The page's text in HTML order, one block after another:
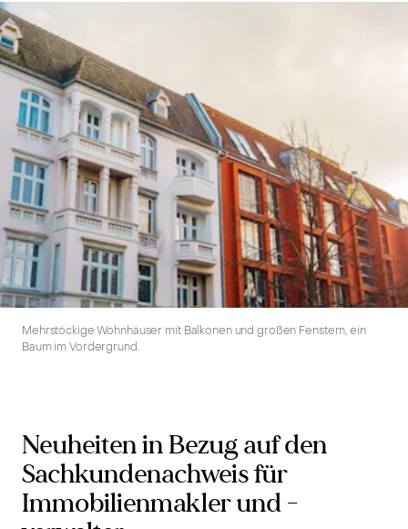
Mehrstöckige Wohnhäuser mit Balkonen und großen Fenstern, ein
Baum im Vordergrund.
Neuheiten in Bezug auf den
Sachkundenachweis für
Immobilienmakler und -